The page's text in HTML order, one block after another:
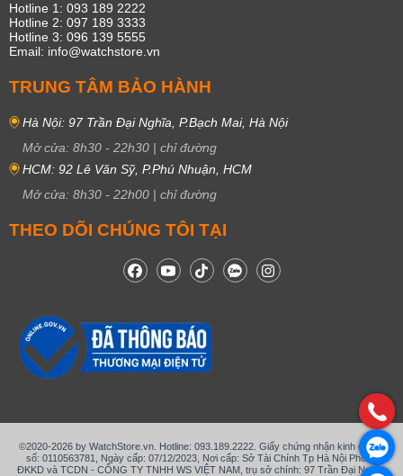
Hotline 1: 093 189 2222
Hotline 2: 097 189 3333
Hotline 3: 096 139 5555
Email: info@watchstore.vn
TRUNG TÂM BẢO HÀNH
Hà Nội: 97 Trần Đại Nghĩa, P.Bạch Mai, Hà Nội
Mở cửa: 8h30 - 22h30 | chỉ đường
HCM: 92 Lê Văn Sỹ, P.Phú Nhuận, HCM
Mở cửa: 8h30 - 22h00 | chỉ đường
THEO DÕI CHÚNG TÔI TẠI
©2020-2026 by WatchStore.vn. Hotline: 093.189.2222. Giấy chứng nhận kinh doanh
số: 0110563781, Ngày cấp: 07/12/2023, Nơi cấp: Sở Tài Chính Tp Hà Nội Phòng
ĐKKD và TCDN - CÔNG TY TNHH WS VIỆT NAM, trụ sở chính: 97 Trần Đại Nghĩa,